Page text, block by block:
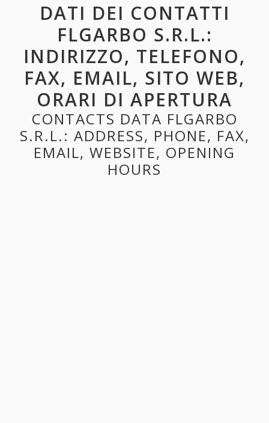
DATI DEI CONTATTI
FLGARBO S.R.L.:
INDIRIZZO, TELEFONO,
FAX, EMAIL, SITO WEB,
ORARI DI APERTURA
CONTACTS DATA FLGARBO
S.R.L.: ADDRESS, PHONE, FAX,
EMAIL, WEBSITE, OPENING
HOURS